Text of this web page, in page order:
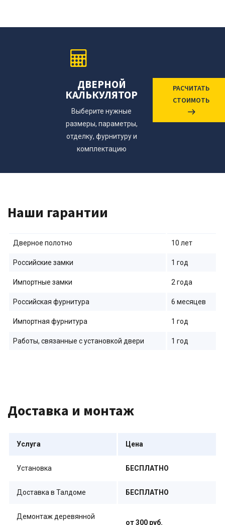
ДВЕРНОЙ
КАЛЬКУЛЯТОР
Выберите нужные
размеры, параметры,
отделку, фурнитуру и
комплектацию
РАСЧИТАТЬ
СТОИМОТЬ
Наши гарантии
Дверное полотно 10 лет
Российские замки 1 год
Импортные замки 2 года
Российская фурнитура 6 месяцев
Импортная фурнитура 1 год
Работы, связанные с установкой двери 1 год
Доставка и монтаж
Услуга Цена
Установка БЕСПЛАТНО
Доставка в Талдоме БЕСПЛАТНО
Демонтаж деревянной
от 300 руб.